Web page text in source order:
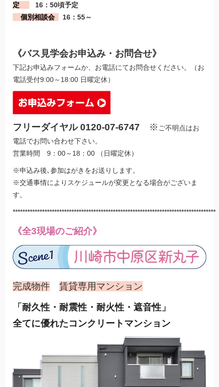
定
16：50頃予定
個別相談会
16：55～
《バス見学会お申込み・お問合せ》
下記お申込みフォームか、お電話にてお問合せください。（お
電話受付9:00～18:00 日曜定休）
フリーダイヤル 0120-07-6747 ※ ご不明点はお
電話でお問い合わせ下さい。
営業時間 9：00～18：00 （日曜定休）
※申込み後､参加はがきをお送りします。
※交通事情によりスケジュールが変更となる場合がございま
す。
***********************************************************************************
《全3現場のご紹介》
完成物件 賃貸専用マンション
「耐久性・耐震性・耐火性・遮音性」
全てに優れたコンクリートマンション